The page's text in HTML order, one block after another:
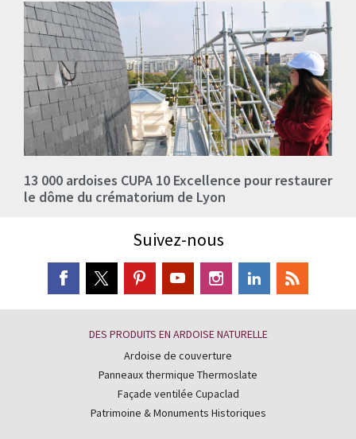
13 000 ardoises CUPA 10 Excellence pour restaurer
le dôme du crématorium de Lyon
Suivez-nous
DES PRODUITS EN ARDOISE NATURELLE
Ardoise de couverture
Panneaux thermique Thermoslate
Façade ventilée Cupaclad
Patrimoine & Monuments Historiques